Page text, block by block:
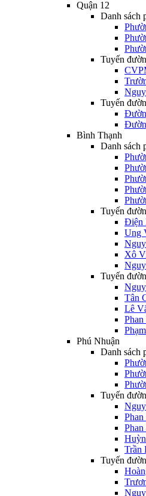
Quận 12
Danh sách
Tuyến
Tuyến
Bình Thạnh
Danh sách
Tuyến
Điện
Ung
Xô
Tuyến
Tân
Lê
Phú Nhuận
Danh sách
Tuyến
Trần
Tuyến